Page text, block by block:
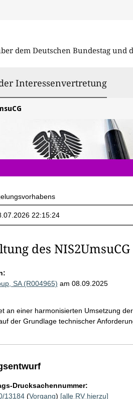
dem Deutschen Bundestag und
Interessenvertretung
des NIS2UmsuCG
SA (R004965) am 08.09.2025
an einer harmonisierten Umsetzung
der Grundlage technischer
Drucksachennummer:
13184(Vorgang) [alle RV hierzu]